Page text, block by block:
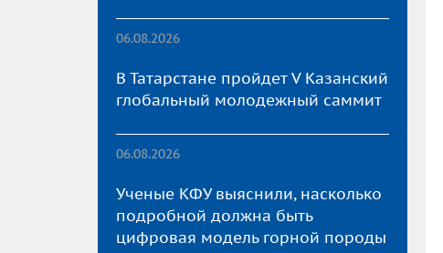
06.08.2026
В Татарстане пройдет V Казанский
глобальный молодежный саммит
06.08.2026
Ученые КФУ выяснили, насколько
подробной должна быть
цифровая модель горной породы